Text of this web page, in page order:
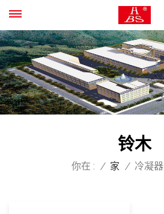
铃木
你在 : / 家 / 冷凝器